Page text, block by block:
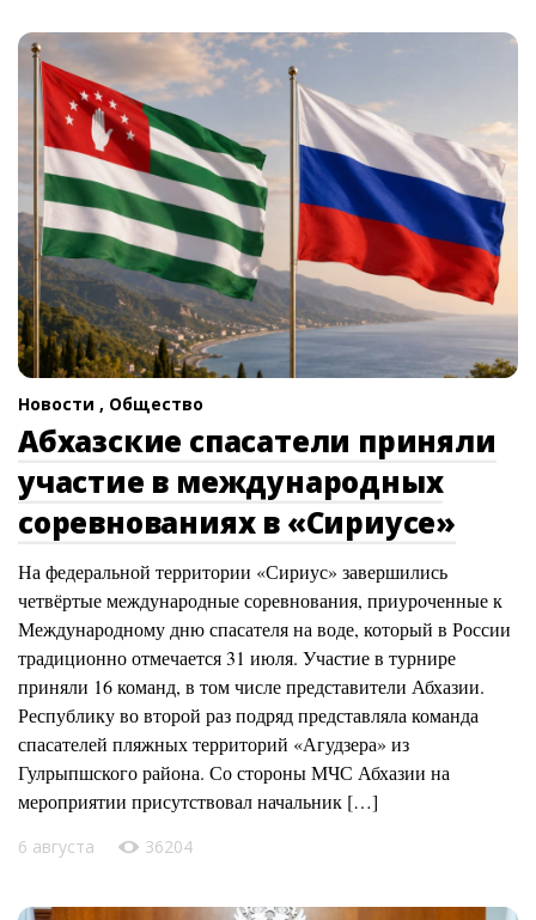
Новости , Общество
Абхазские спасатели приняли
участие в международных
соревнованиях в «Сириусе»
На федеральной территории «Сириус» завершились
четвёртые международные соревнования, приуроченные к
Международному дню спасателя на воде, который в России
традиционно отмечается 31 июля. Участие в турнире
приняли 16 команд, в том числе представители Абхазии.
Республику во второй раз подряд представляла команда
спасателей пляжных территорий «Агудзера» из
Гулрыпшского района. Со стороны МЧС Абхазии на
мероприятии присутствовал начальник […]
6 августа 36204